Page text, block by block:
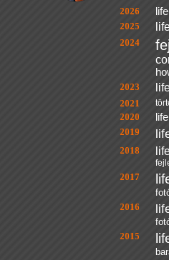
2026 life
2025
2024
2023
2021
2020 life
2019
2018
2017
2016
2015